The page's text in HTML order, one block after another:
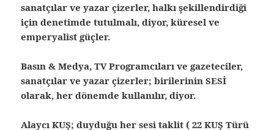
sanatçılar ve yazar çizerler, halkı şekillendirdiği
için denetimde tutulmalı, diyor, küresel ve
emperyalist güçler.
Basın & Medya, TV Programcıları ve gazeteciler,
sanatçılar ve yazar çizerler; birilerinin SESİ
olarak, her dönemde kullanılır, diyor.
Alaycı KUŞ; duyduğu her sesi taklit ( 22 KUŞ Türü